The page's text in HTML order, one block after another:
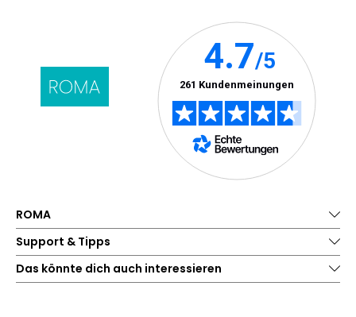
ROMA
Support & Tipps
Das könnte dich auch interessieren